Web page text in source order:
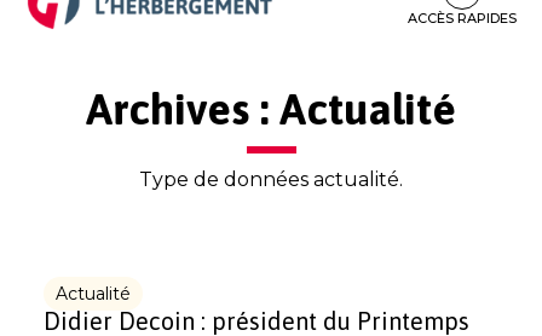
contenu
pied
ACCÈS RAPIDES
Archives : Actualité
Type de données actualité.
Actualité
Didier Decoin : président du Printemps